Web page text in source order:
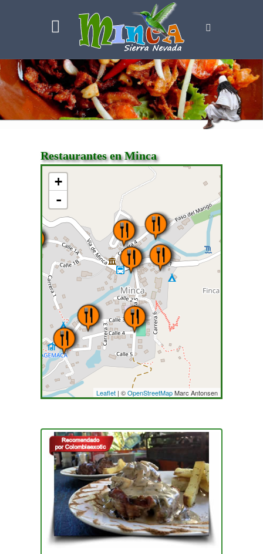
Restaurantes en Minca
+
-
Leaflet | ©OpenStreetMapMarc Antonsen